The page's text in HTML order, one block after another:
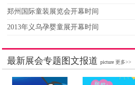
郑州国际童装展览会开幕时间
2013年义乌孕婴童展开幕时间
最新展会专题图文报道 picture 更多>>